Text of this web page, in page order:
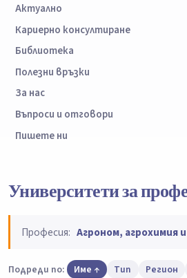
Актуално
Кариерно консултиране
Библиотека
Полезни връзки
За нас
Въпроси и отговори
Пишете ни
Университети за
Професия: Агроном, агрохимия
Подреди по: Име Тип Регион